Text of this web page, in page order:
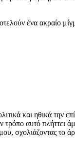
ένα ακραίο
και ηθικά την
αυτό πλήττει
σχολιάζοντας το